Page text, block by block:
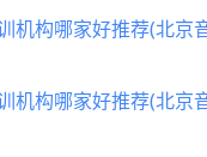
机构哪家好推荐(北京
机构哪家好推荐(北京